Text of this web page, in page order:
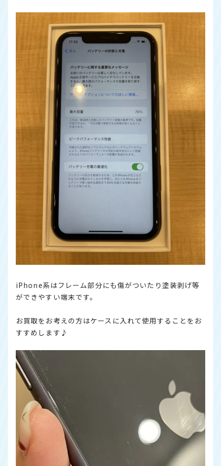
iPhone系はフレーム部分にも傷がついたり塗装剥げ等
ができやすい端末です。
お買取をお考えの方はケースに入れて使用することをお
すすめします♪